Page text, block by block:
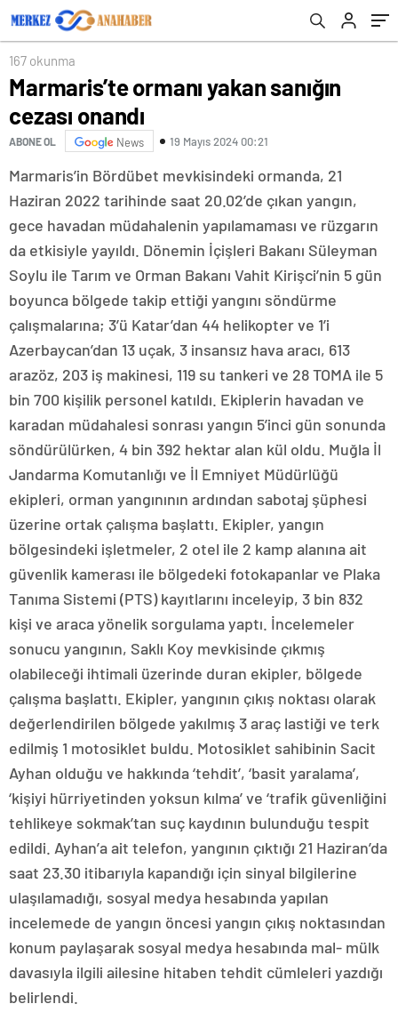
167 okunma
Marmaris’te ormanı yakan sanığın
cezası onandı
ABONE OL News 19 Mayıs 2024 00:21
​Marmaris’in Bördübet mevkisindeki ormanda, 21
Haziran 2022 tarihinde saat 20.02’de çıkan yangın,
gece havadan müdahalenin yapılamaması ve rüzgarın
da etkisiyle yayıldı. Dönemin İçişleri Bakanı Süleyman
Soylu ile Tarım ve Orman Bakanı Vahit Kirişci’nin 5 gün
boyunca bölgede takip ettiği yangını söndürme
çalışmalarına; 3’ü Katar’dan 44 helikopter ve 1’i
Azerbaycan’dan 13 uçak, 3 insansız hava aracı, 613
arazöz, 203 iş makinesi, 119 su tankeri ve 28 TOMA ile 5
bin 700 kişilik personel katıldı. Ekiplerin havadan ve
karadan müdahalesi sonrası yangın 5’inci gün sonunda
söndürülürken, 4 bin 392 hektar alan kül oldu. Muğla İl
Jandarma Komutanlığı ve İl Emniyet Müdürlüğü
ekipleri, orman yangınının ardından sabotaj şüphesi
üzerine ortak çalışma başlattı. Ekipler, yangın
bölgesindeki işletmeler, 2 otel ile 2 kamp alanına ait
güvenlik kamerası ile bölgedeki fotokapanlar ve Plaka
Tanıma Sistemi (PTS) kayıtlarını inceleyip, 3 bin 832
kişi ve araca yönelik sorgulama yaptı. İncelemeler
sonucu yangının, Saklı Koy mevkisinde çıkmış
olabileceği ihtimali üzerinde duran ekipler, bölgede
çalışma başlattı. Ekipler, yangının çıkış noktası olarak
değerlendirilen bölgede yakılmış 3 araç lastiği ve terk
edilmiş 1 motosiklet buldu. Motosiklet sahibinin Sacit
Ayhan olduğu ve hakkında ‘tehdit’, ‘basit yaralama’,
‘kişiyi hürriyetinden yoksun kılma’ ve ‘trafik güvenliğini
tehlikeye sokmak’tan suç kaydının bulunduğu tespit
edildi. Ayhan’a ait telefon, yangının çıktığı 21 Haziran’da
saat 23.30 itibarıyla kapandığı için sinyal bilgilerine
ulaşılamadığı, sosyal medya hesabında yapılan
incelemede de yangın öncesi yangın çıkış noktasından
konum paylaşarak sosyal medya hesabında mal- mülk
davasıyla ilgili ailesine hitaben tehdit cümleleri yazdığı
belirlendi.